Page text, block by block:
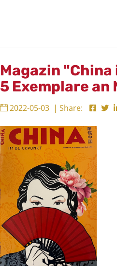
Magazin
5 Exemplare
2022-05-03 | Share: